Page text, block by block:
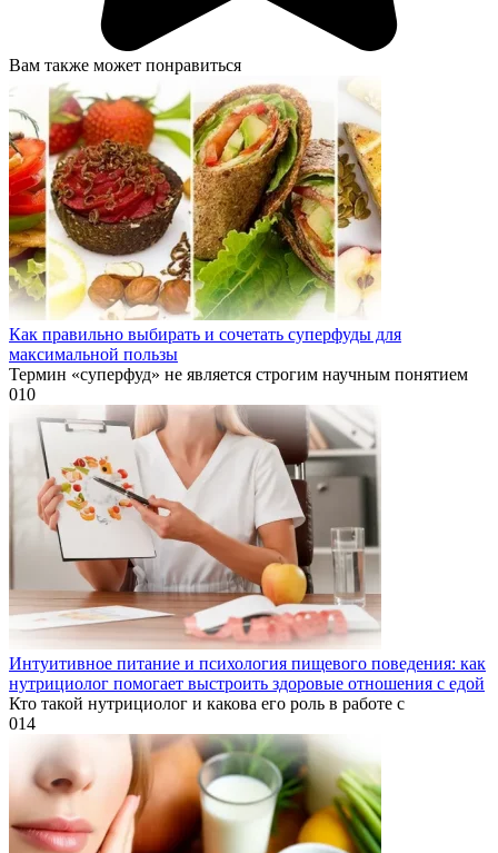
Вам также может понравиться
Как правильно выбирать и сочетать суперфуды для
максимальной пользы
Термин «суперфуд» не является строгим научным понятием
010
Интуитивное питание и психология пищевого поведения: как
нутрициолог помогает выстроить здоровые отношения с едой
Кто такой нутрициолог и какова его роль в работе с
014